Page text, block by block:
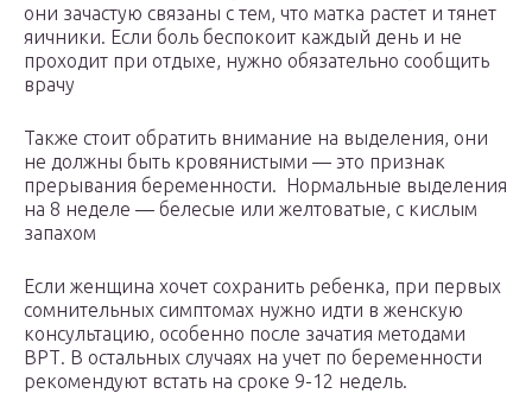
они зачастую связаны с тем, что матка растет и тянет
яичники. Если боль беспокоит каждый день и не
проходит при отдыхе, нужно обязательно сообщить
врачу
Также стоит обратить внимание на выделения, они
не должны быть кровянистыми — это признак
прерывания беременности. Нормальные выделения
на 8 неделе — белесые или желтоватые, с кислым
запахом
Если женщина хочет сохранить ребенка, при первых
сомнительных симптомах нужно идти в женскую
консультацию, особенно после зачатия методами
ВРТ. В остальных случаях на учет по беременности
рекомендуют встать на сроке 9-12 недель.